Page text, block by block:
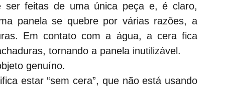
feitas de uma única peça e, é claro,
panela se quebre por várias razões, a
Em contato com a água, a cera fica
tornando a panela inutilizável.
genuíno.
estar “sem cera”, que não está usando